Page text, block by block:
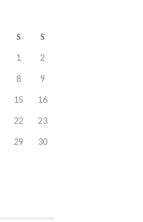
S S
1 2
8 9
15 16
22 23
29 30